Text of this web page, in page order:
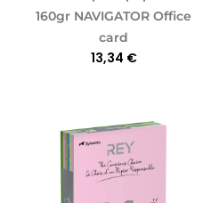
160gr NAVIGATOR Office
card
13,34 €